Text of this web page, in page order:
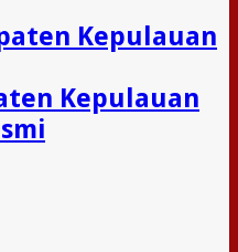
Kepulauan